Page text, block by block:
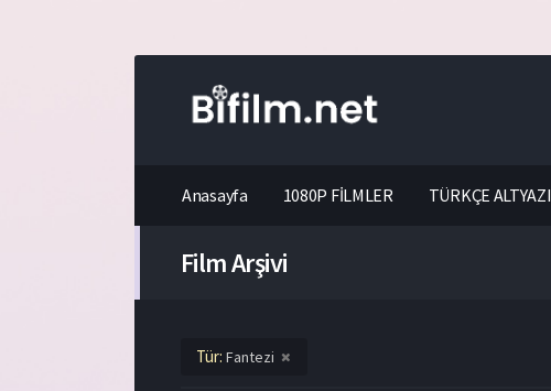
Anasayfa 1080P FİLMLER TÜRKÇE
Film Arşivi
Tür: Fantezi